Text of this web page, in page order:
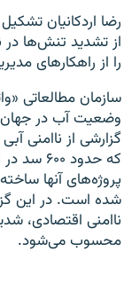
زبان‌های دیگر
رضا اردکانیان
از تشدید تنش‌ها در
را از راهکارهای
سازمان مطالعاتی
وضعیت آب در جهان
گزارشی از ناامنی
که حدود
پروژه‌های آنها
شده است. در این
ناامنی اقتصادی،
محسوب می‌شود.